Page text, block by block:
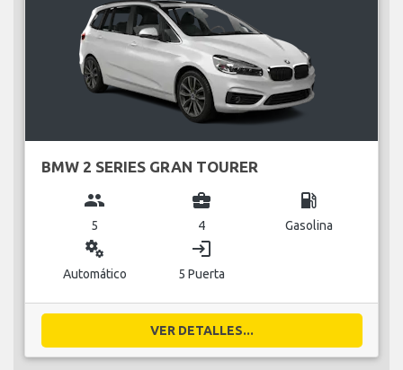
BMW 2 SERIES GRAN TOURER
group
5
business_center
4
local_gas_station
Gasolina
miscellaneous_services
Automático
login
5 Puerta
VER DETALLES...